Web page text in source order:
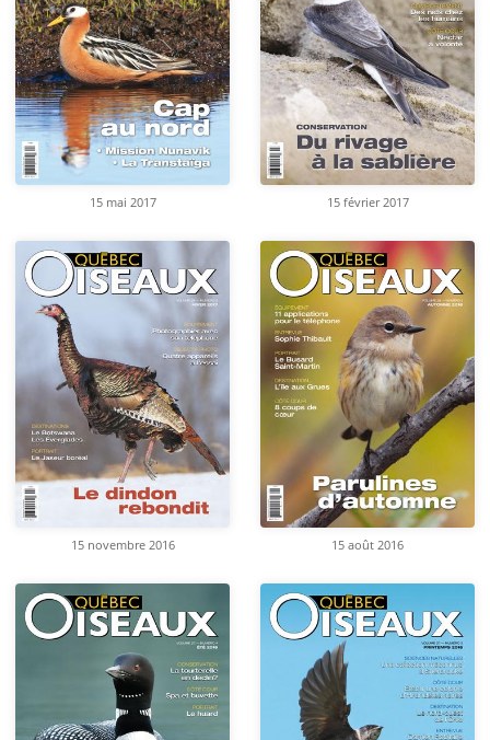
15 mai 2017 15 février 2017
15 novembre 2016 15 août 2016